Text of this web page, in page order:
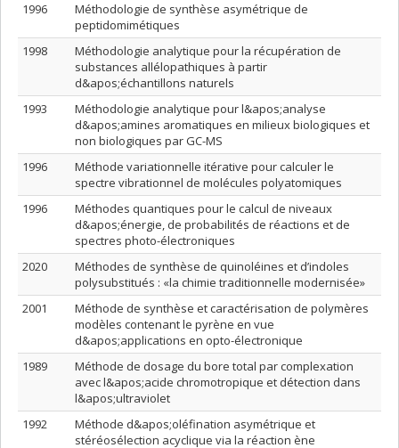
1996
Méthodologie de synthèse asymétrique de
peptidomimétiques
1998
Méthodologie analytique pour la récupération de
substances allélopathiques à partir
d&apos;échantillons naturels
1993
Méthodologie analytique pour l&apos;analyse
d&apos;amines aromatiques en milieux biologiques et
non biologiques par GC-MS
1996
Méthode variationnelle itérative pour calculer le
spectre vibrationnel de molécules polyatomiques
1996
Méthodes quantiques pour le calcul de niveaux
d&apos;énergie, de probabilités de réactions et de
spectres photo-électroniques
2020
Méthodes de synthèse de quinoléines et d’indoles
polysubstitués : «la chimie traditionnelle modernisée»
2001
Méthode de synthèse et caractérisation de polymères
modèles contenant le pyrène en vue
d&apos;applications en opto-électronique
1989
Méthode de dosage du bore total par complexation
avec l&apos;acide chromotropique et détection dans
l&apos;ultraviolet
1992
Méthode d&apos;oléfination asymétrique et
stéréosélection acyclique via la réaction ène